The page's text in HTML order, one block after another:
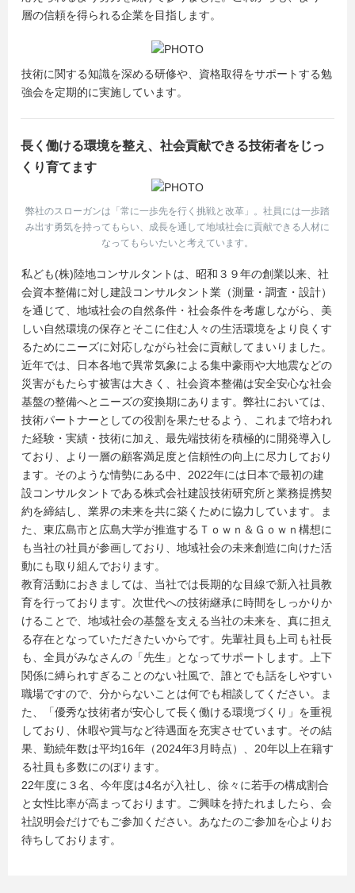
層の信頼を得られる企業を目指します。
技術に関する知識を深める研修や、資格取得をサポートする勉
強会を定期的に実施しています。
長く働ける環境を整え、社会貢献できる技術者をじっ
くり育てます
弊社のスローガンは「常に一歩先を行く挑戦と改革」。社員には一歩踏
み出す勇気を持ってもらい、成長を通して地域社会に貢献できる人材に
なってもらいたいと考えています。
私ども(株)陸地コンサルタントは、昭和３９年の創業以来、社
会資本整備に対し建設コンサルタント業（測量・調査・設計）
を通じて、地域社会の自然条件・社会条件を考慮しながら、美
しい自然環境の保存とそこに住む人々の生活環境をより良くす
るためにニーズに対応しながら社会に貢献してまいりました。
近年では、日本各地で異常気象による集中豪雨や大地震などの
災害がもたらす被害は大きく、社会資本整備は安全安心な社会
基盤の整備へとニーズの変換期にあります。弊社においては、
技術パートナーとしての役割を果たせるよう、これまで培われ
た経験・実績・技術に加え、最先端技術を積極的に開発導入し
ており、より一層の顧客満足度と信頼性の向上に尽力しており
ます。そのような情勢にある中、2022年には日本で最初の建
設コンサルタントである株式会社建設技術研究所と業務提携契
約を締結し、業界の未来を共に築くために協力しています。ま
た、東広島市と広島大学が推進するＴｏｗｎ＆Ｇｏｗｎ構想に
も当社の社員が参画しており、地域社会の未来創造に向けた活
動にも取り組んでおります。
教育活動におきましては、当社では長期的な目線で新入社員教
育を行っております。次世代への技術継承に時間をしっかりか
けることで、地域社会の基盤を支える当社の未来を、真に担え
る存在となっていただきたいからです。先輩社員も上司も社長
も、全員がみなさんの「先生」となってサポートします。上下
関係に縛られすぎることのない社風で、誰とでも話をしやすい
職場ですので、分からないことは何でも相談してください。ま
た、「優秀な技術者が安心して長く働ける環境づくり」を重視
しており、休暇や賞与など待遇面を充実させています。その結
果、勤続年数は平均16年（2024年3月時点）、20年以上在籍す
る社員も多数にのぼります。
22年度に３名、今年度は4名が入社し、徐々に若手の構成割合
と女性比率が高まっております。ご興味を持たれましたら、会
社説明会だけでもご参加ください。あなたのご参加を心よりお
待ちしております。